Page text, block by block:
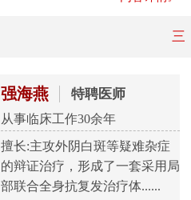
三
强海燕 特聘医师
从事临床工作30余年
擅长:主攻外阴白斑等疑难杂症
的辩证治疗，形成了一套采用局
部联合全身抗复发治疗体......